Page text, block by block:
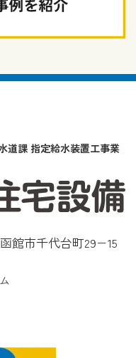
道課 指定給水装置工事業
館市千代台町29−15